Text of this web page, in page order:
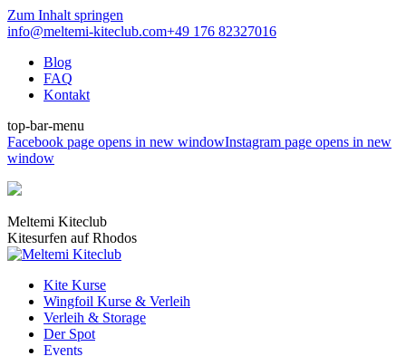
Zum Inhalt springen
info@meltemi-kiteclub.com+49 176 82327016
Blog
FAQ
Kontakt
top-bar-menu
Facebook page opens in new windowInstagram page opens in new
window
Meltemi Kiteclub
Kitesurfen auf Rhodos
Kite Kurse
Wingfoil Kurse & Verleih
Verleih & Storage
Der Spot
Events